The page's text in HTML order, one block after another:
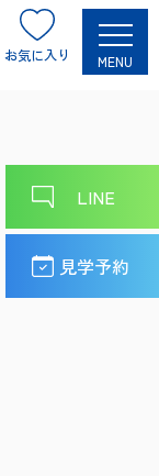
お気に入り MENU
LINE
見学予約